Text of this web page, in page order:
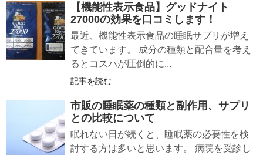
【機能性表示食品】 グッドナイト
27000の効果を口コミします！
最近、機能性表示食品の睡眠サプリが増え
てきています。 成分の種類と配合量を考え
るとコスパが圧倒的に...
記事を読む
市販の睡眠薬の種類と副作用、サプリ
との比較について
眠れない日が続くと、睡眠薬の必要性を検
討する方は多いと思います。 病院を受診し